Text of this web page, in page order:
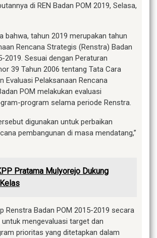
di REN Badan POM 2019, Selasa,
bahwa, tahun 2019 merupakan tahun
Rencana Strategis (Renstra) Badan
2019. Sesuai dengan Peraturan
39 Tahun 2006 tentang Tata Cara
Evaluasi Pelaksanaan Rencana
POM melakukan evaluasi
program selama periode Renstra.
digunakan untuk perbaikan
pembangunan di masa mendatang,”
Pratama Mulyorejo Dukung
Renstra Badan POM 2015-2019 secara
mengevaluasi target dan
prioritas yang ditetapkan dalam